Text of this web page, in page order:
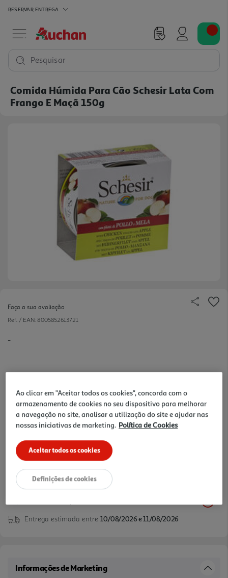
RESERVAR ENTREGA
Pesquisar
Comida Húmida Para Cão Schesir Lata Com
Frango E Maçã 150g
Faça a sua avaliação
Ref. / EAN: 8005852613721
-
3,25 €
10% de desconto imediato exclusivo para membros do
Pet Club em artigos de marcas especialistas da categoria
O Meu Pet.
Entrega estimada entre 10/08/2026 e 11/08/2026
Informações de Marketing
Ao clicar em "Aceitar todos os cookies", concorda com o
armazenamento de cookies no seu dispositivo para melhorar
a navegação no site, analisar a utilização do site e ajudar nas
nossas iniciativas de marketing. Política de Cookies
Aceitar todos os cookies
Definições de cookies